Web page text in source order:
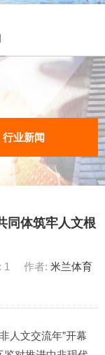
行业新闻
同体筑牢人文根
: 1 作者:米兰体育
人文交流年”开幕